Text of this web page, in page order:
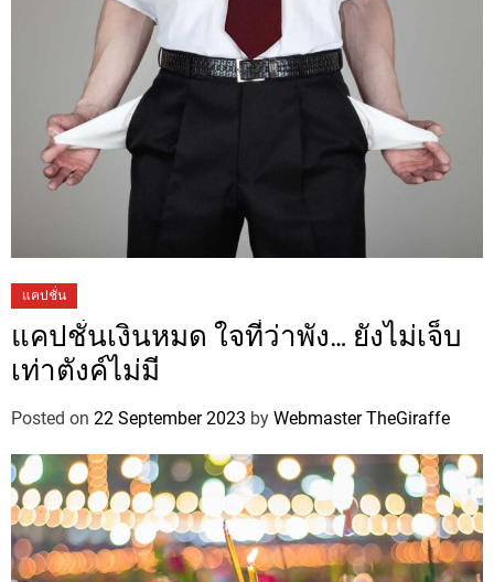
แคปชั่น
แคปชั่นเงินหมด ใจที่ว่าพัง… ยังไม่เจ็บ
เท่าตังค์ไม่มี
Posted on 22 September 2023 by Webmaster TheGiraffe